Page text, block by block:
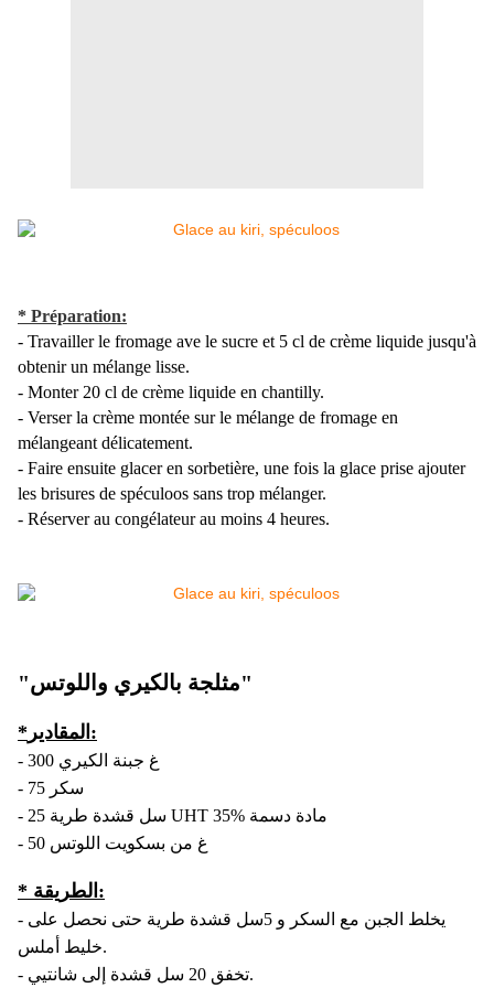
* Préparation:
- Travailler le fromage ave le sucre et 5 cl de crème liquide jusqu'à
obtenir un mélange lisse.
- Monter 20 cl de crème liquide en chantilly.
- Verser la crème montée sur le mélange de fromage en
mélangeant délicatement.
- Faire ensuite glacer en sorbetière, une fois la glace prise ajouter
les brisures de spéculoos sans trop mélanger.
- Réserver au congélateur au moins 4 heures.
"مثلجة بالكيري واللوتس"
*المقادير:
- 300 غ جبنة الكيري
- 75 سكر
- 25 سل قشدة طرية UHT 35% مادة دسمة
- 50 غ من بسكويت اللوتس
* الطريقة:
- يخلط الجبن مع السكر و 5سل قشدة طرية حتی نحصل علی
خليط أملس.
- تخفق 20 سل قشدة إلی شانتيي.